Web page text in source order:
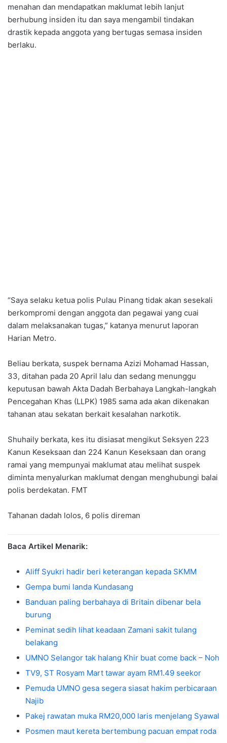
menahan dan mendapatkan maklumat lebih lanjut
berhubung insiden itu dan saya mengambil tindakan
drastik kepada anggota yang bertugas semasa insiden
berlaku.
“Saya selaku ketua polis Pulau Pinang tidak akan sesekali
berkompromi dengan anggota dan pegawai yang cuai
dalam melaksanakan tugas,” katanya menurut laporan
Harian Metro.
Beliau berkata, suspek bernama Azizi Mohamad Hassan,
33, ditahan pada 20 April lalu dan sedang menunggu
keputusan bawah Akta Dadah Berbahaya Langkah-langkah
Pencegahan Khas (LLPK) 1985 sama ada akan dikenakan
tahanan atau sekatan berkait kesalahan narkotik.
Shuhaily berkata, kes itu disiasat mengikut Seksyen 223
Kanun Keseksaan dan 224 Kanun Keseksaan dan orang
ramai yang mempunyai maklumat atau melihat suspek
diminta menyalurkan maklumat dengan menghubungi balai
polis berdekatan. FMT
Tahanan dadah lolos, 6 polis direman
Baca Artikel Menarik:
Aliff Syukri hadir beri keterangan kepada SKMM
Gempa bumi landa Kundasang
Banduan paling berbahaya di Britain dibenar bela
burung
Peminat sedih lihat keadaan Zamani sakit tulang
belakang
UMNO Selangor tak halang Khir buat come back – Noh
TV9, ST Rosyam Mart tawar ayam RM1.49 seekor
Pemuda UMNO gesa segera siasat hakim perbicaraan
Najib
Pakej rawatan muka RM20,000 laris menjelang Syawal
Posmen maut kereta bertembung pacuan empat roda